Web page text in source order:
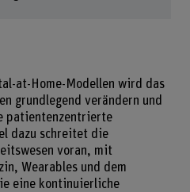
at-Home-Modellen wird das
grundlegend verändern und
patientenzentrierte
dazu schreitet die
voran, mit
Wearables und dem
eine kontinuierliche